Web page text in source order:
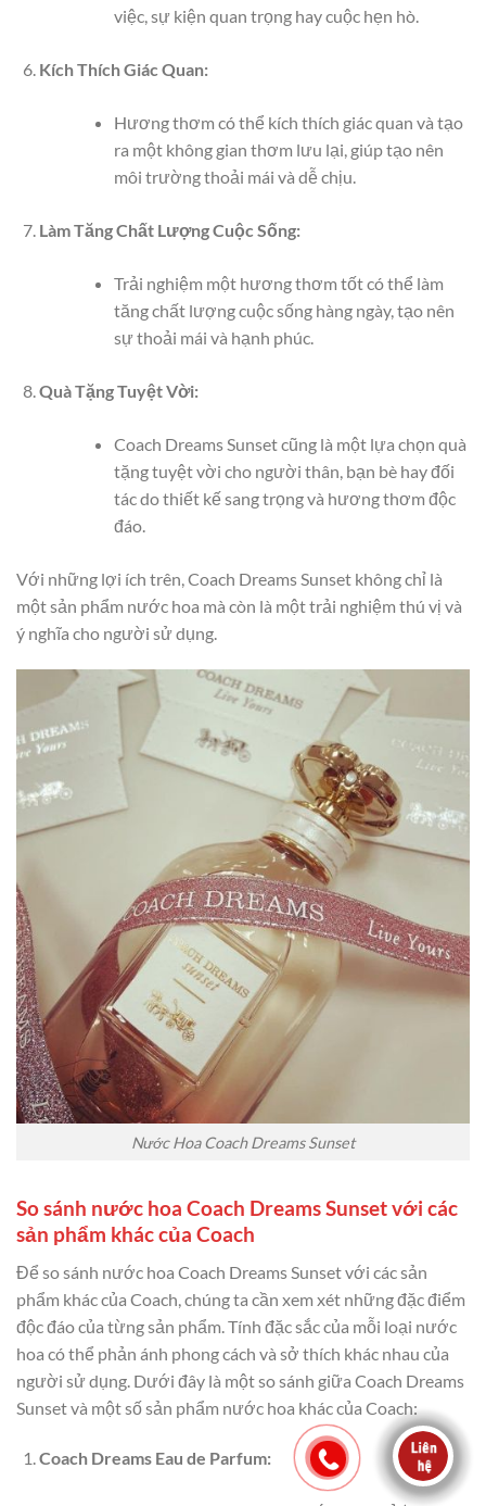
việc, sự kiện quan trọng hay cuộc hẹn hò.
Kích Thích Giác Quan:
Hương thơm có thể kích thích giác quan và tạo
ra một không gian thơm lưu lại, giúp tạo nên
môi trường thoải mái và dễ chịu.
Làm Tăng Chất Lượng Cuộc Sống:
Trải nghiệm một hương thơm tốt có thể làm
tăng chất lượng cuộc sống hàng ngày, tạo nên
sự thoải mái và hạnh phúc.
Quà Tặng Tuyệt Vời:
Coach Dreams Sunset cũng là một lựa chọn quà
tặng tuyệt vời cho người thân, bạn bè hay đối
tác do thiết kế sang trọng và hương thơm độc
đáo.
Với những lợi ích trên, Coach Dreams Sunset không chỉ là
một sản phẩm nước hoa mà còn là một trải nghiệm thú vị và
ý nghĩa cho người sử dụng.
Nước Hoa Coach Dreams Sunset
So sánh nước hoa Coach Dreams Sunset với các
sản phẩm khác của Coach
Để so sánh nước hoa Coach Dreams Sunset với các sản
phẩm khác của Coach, chúng ta cần xem xét những đặc điểm
độc đáo của từng sản phẩm. Tính đặc sắc của mỗi loại nước
hoa có thể phản ánh phong cách và sở thích khác nhau của
người sử dụng. Dưới đây là một so sánh giữa Coach Dreams
Sunset và một số sản phẩm nước hoa khác của Coach:
Coach Dreams Eau de Parfum: